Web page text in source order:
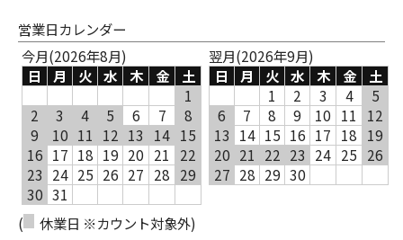
営業日カレンダー
今月(2026年8月)
日
月 火 水 木 金
土
1
2
3 4 5 6 7
8
9
10 11 12 13 14 15
16 17 18 19 20 21
22
23 24 25 26 27 28 29
30 31
翌月(2026年9月)
日
月 火 水 木 金
土
1
2 3 4
5
6
7 8 9 10 11
12
13 14 15 16 17 18 19
20 21 22 23 24 25 26
27 28 29 30
( 休業日 ※カウント対象外)